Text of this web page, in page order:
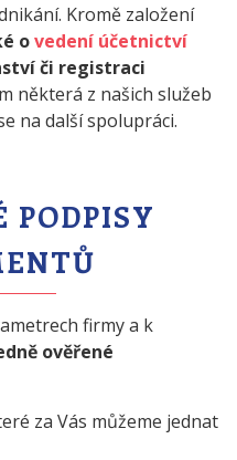
Kromě založení
ovedení účetnictví
či registraci
některá z našich služeb
na další spolupráci.
PODPISY
firmy a k
ověřené
za Vás můžeme jednat